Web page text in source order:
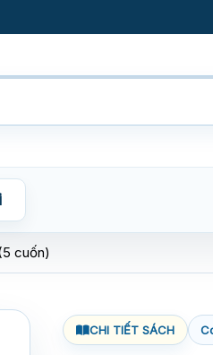
cuốn)
CHI TIẾT SÁCH